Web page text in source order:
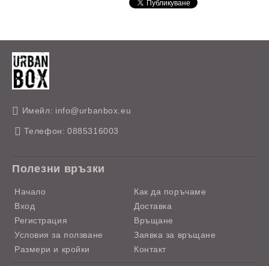
Имейл: info@urbanbox.eu
Телефон: 0885316003
Полезни връзки
Начало
Вход
Регистрация
Условия за ползване
Размери и кройки
Как да поръчаме
Доставка
Връщане
Заявка за връщане
Контакт